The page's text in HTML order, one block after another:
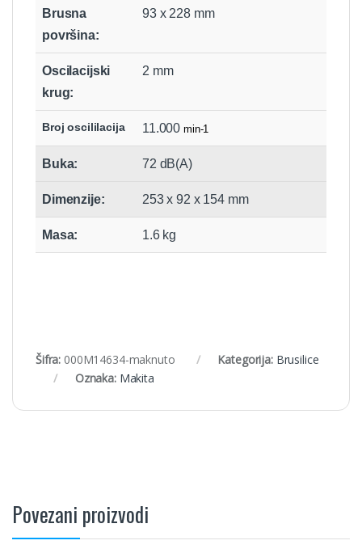
Brusna
površina:
93 x 228 mm
Oscilacijski
krug:
2 mm
Broj oscililacija 11.000min-1
Buka: 72 dB(A)
Dimenzije: 253 x 92 x 154 mm
Masa: 1.6 kg
Šifra: 000M14634-maknuto Kategorija: Brusilice
Oznaka: Makita
Povezani proizvodi